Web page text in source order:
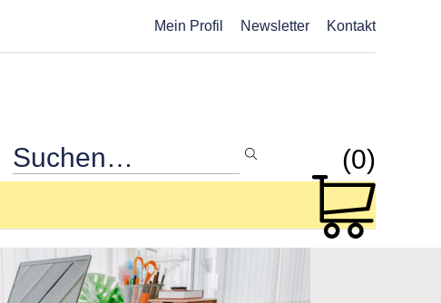
Mein Profil Newsletter Kontakt
(0)